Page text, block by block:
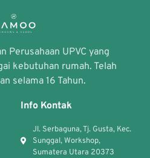
Perusahaan UPVC yang
kebutuhan rumah. Telah
selama 16 Tahun.
Info Kontak
Jl. Serbaguna, Tj. Gusta, Kec.
Sunggal, Workshop,
Sumatera Utara 20373